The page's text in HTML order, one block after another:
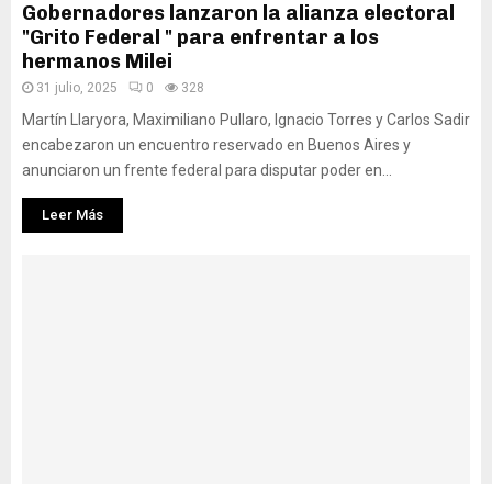
Gobernadores lanzaron la alianza electoral
"Grito Federal " para enfrentar a los
hermanos Milei
31 julio, 2025 0 328
Martín Llaryora, Maximiliano Pullaro, Ignacio Torres y Carlos Sadir
encabezaron un encuentro reservado en Buenos Aires y
anunciaron un frente federal para disputar poder en...
Leer Más